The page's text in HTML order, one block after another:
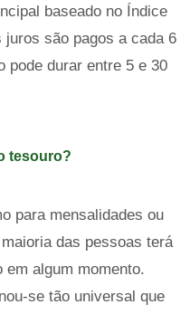
baseado no Índice
são pagos a cada 6
pode durar entre 5 e 30
tesouro?
para mensalidades ou
das pessoas terá
em algum momento.
se tão universal que